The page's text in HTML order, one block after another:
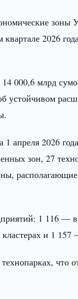
зоны
2026
000,6 млрд
устойчивом
апреля 2026
зон, 27
1 116
и 1 157
что